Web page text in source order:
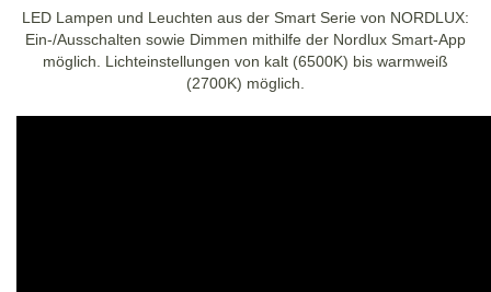
LED Lampen und Leuchten aus der Smart Serie von NORDLUX:
Ein-/Ausschalten sowie Dimmen mithilfe der Nordlux Smart-App
möglich. Lichteinstellungen von kalt (6500K) bis warmweiß
(2700K) möglich.